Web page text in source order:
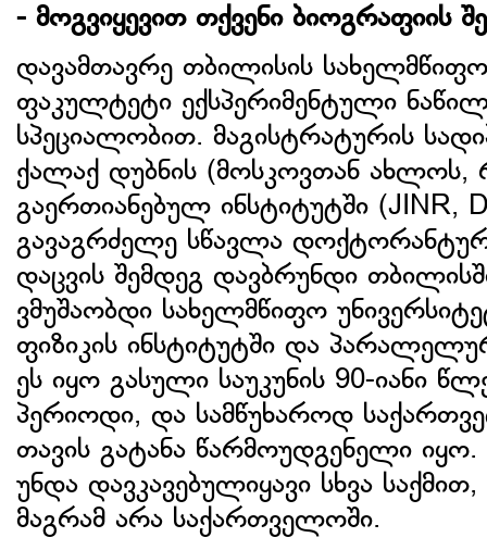
- მოგვიყევით თქვენი ბიოგრაფიის
დავამთავრე თბილისის სახელმწიფო
ფაკულტეტი ექსპერიმენტული
სპეციალობით. მაგისტრატურის
ქალაქ დუბნის (მოსკოვთან ახლოს,
გაერთიანებულ ინსტიტუტში (JINR,
გავაგრძელე სწავლა
დაცვის შემდეგ დავბრუნდი
ვმუშაობდი სახელმწიფო
ფიზიკის ინსტიტუტში და
ეს იყო გასული საუკუნის 90-იანი
პერიოდი, და სამწუხაროდ
თავის გატანა წარმოუდგენელი იყო.
უნდა დავკავებულიყავი სხვა საქმით,
მაგრამ არა საქართველოში.